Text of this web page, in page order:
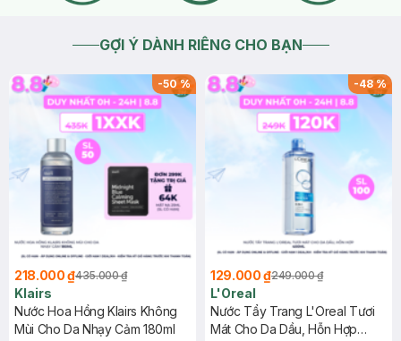
GỢI Ý DÀNH RIÊNG CHO BẠN
-50%
218.000 ₫435.000 ₫
Klairs
Nước Hoa Hồng Klairs Không
Mùi Cho Da Nhạy Cảm 180ml
-48%
129.000 ₫249.000 ₫
L'Oreal
Nước Tẩy Trang L'Oreal Tươi
Mát Cho Da Dầu, Hỗn Hợp